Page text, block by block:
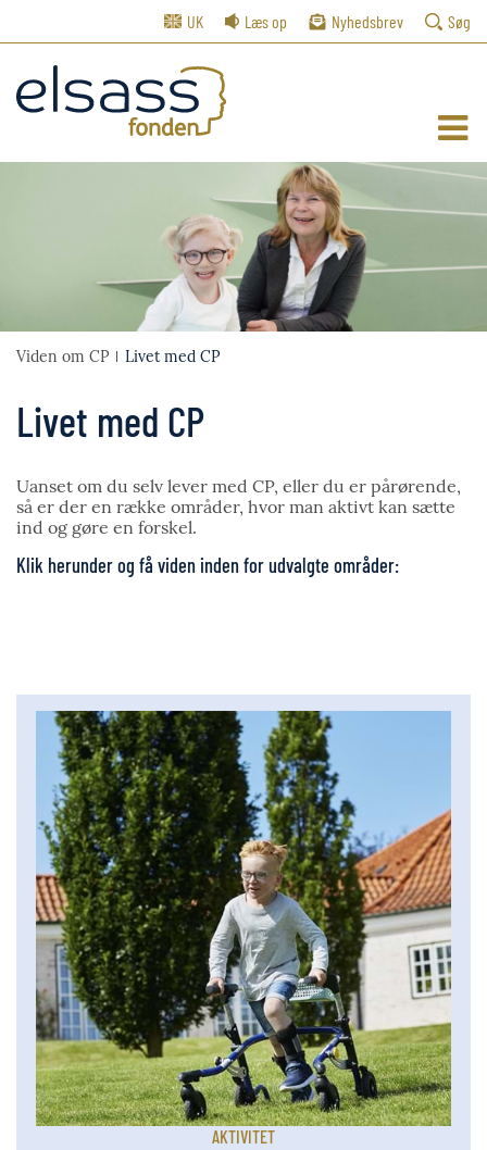
UK Læs op Nyhedsbrev Søg
Viden om CP Livet med CP
Livet med CP
Uanset om du selv lever med CP, eller du er pårørende,
så er der en række områder, hvor man aktivt kan sætte
ind og gøre en forskel.
Klik herunder og få viden inden for udvalgte områder:
AKTIVITET